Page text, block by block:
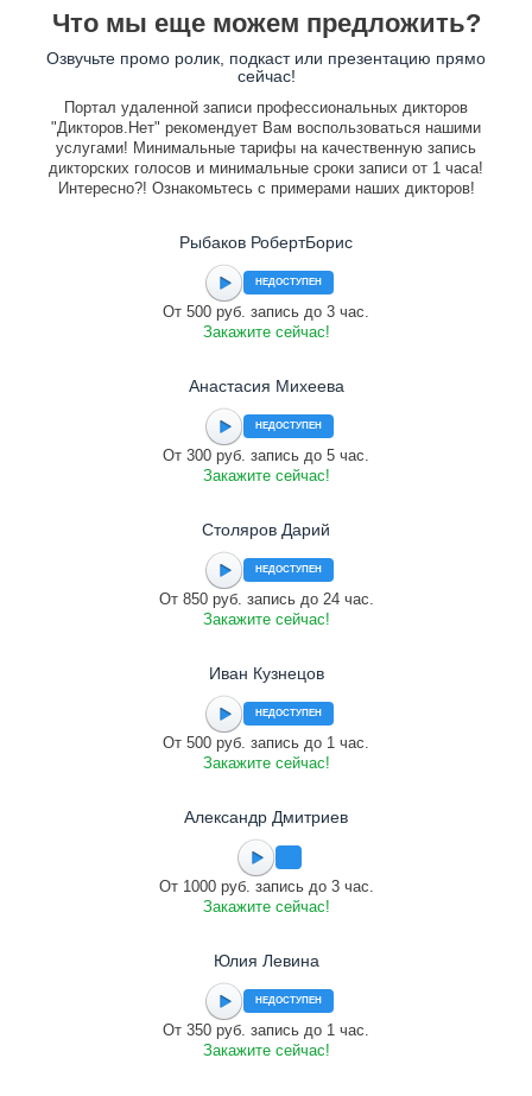
Что мы еще можем предложить?
Озвучьте промо ролик, подкаст или презентацию прямо
сейчас!
Портал удаленной записи профессиональных дикторов
"Дикторов.Нет" рекомендует Вам воспользоваться нашими
услугами! Минимальные тарифы на качественную запись
дикторских голосов и минимальные сроки записи от 1 часа!
Интересно?! Ознакомьтесь с примерами наших дикторов!
Рыбаков РобертБорис
НЕДОСТУПЕН
От 500 руб. запись до 3 час.
Закажите сейчас!
Анастасия Михеева
НЕДОСТУПЕН
От 300 руб. запись до 5 час.
Закажите сейчас!
Столяров Дарий
НЕДОСТУПЕН
От 850 руб. запись до 24 час.
Закажите сейчас!
Иван Кузнецов
НЕДОСТУПЕН
От 500 руб. запись до 1 час.
Закажите сейчас!
Александр Дмитриев
От 1000 руб. запись до 3 час.
Закажите сейчас!
Юлия Левина
НЕДОСТУПЕН
От 350 руб. запись до 1 час.
Закажите сейчас!